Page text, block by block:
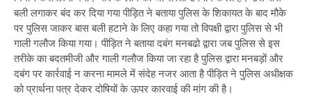
बली लगाकर बंद कर दिया गया पीड़ित ने बताया पुलिस के शिकायत के बाद मौके
पर पुलिस जाकर बास बली हटाने के लिए कहा गया तो विपक्षी द्वारा पुलिस से भी
गाली गलौज किया गया। पीड़ित ने बताया दबंग मनबढो द्वारा जब पुलिस से इस
तरीके का बदतमीजी और गाली गलौज किया जा रहा है पुलिस द्वारा मनबड़ों और
दबंग पर कार्रवाई न करना मामले में संदेह नजर आता है पीड़ित ने पुलिस अधीक्षक
को प्रार्थना पत्र देकर दोषियों के ऊपर कारवाई की मांग की है।